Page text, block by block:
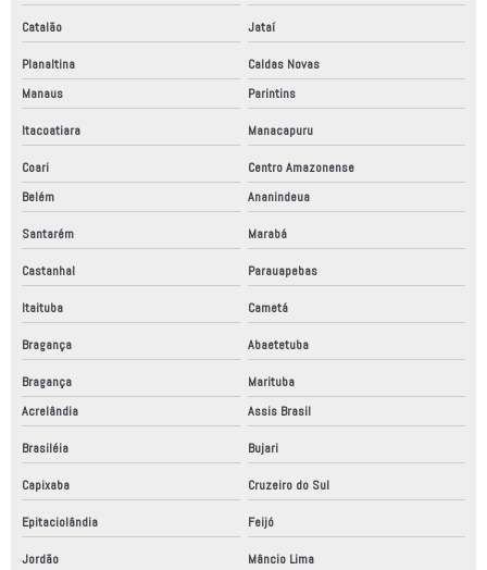
Catalão Jataí
Planaltina
Caldas Novas
Manaus
Parintins
Itacoatiara Manacapuru
Coari
Centro Amazonense
Belém
Ananindeua
Santarém Marabá
Castanhal Parauapebas
Itaituba Cametá
Bragança Abaetetuba
Bragança
Marituba
Acrelândia
Assis Brasil
Brasiléia Bujari
Capixaba Cruzeiro do Sul
Epitaciolândia Feijó
Jordão Mâncio Lima